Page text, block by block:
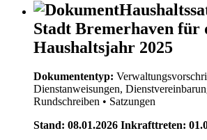
Stadt Bremerhaven für
Haushaltsjahr 2025
Dokumententyp:
Dienstanweisungen,
Rundschreiben • Satzungen
Stand: 08.01.2026 Inkrafttreten: